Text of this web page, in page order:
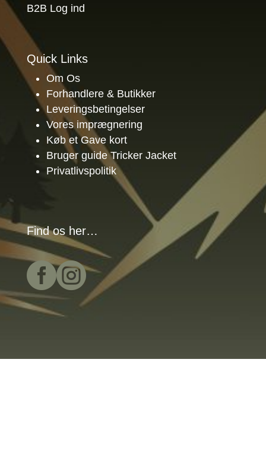
B2B Log ind
Quick Links
Om Os
Forhandlere & Butikker
Leveringsbetingelser
Vores imprægnering
Køb et Gave kort
Bruger guide Tricker Jacket
Privatlivspolitik
Find os her…
